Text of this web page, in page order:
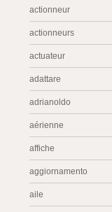
actionneur
actionneurs
actuateur
adattare
adrianoldo
aérienne
affiche
aggiornamento
aile